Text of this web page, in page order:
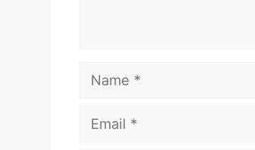
Name
Email